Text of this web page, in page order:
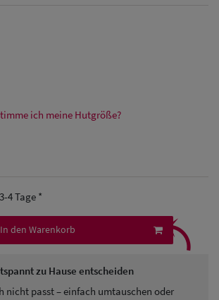
ich meine Hutgröße?
4 Tage *
In den Warenkorb
zu Hause entscheiden
nicht passt – einfach umtauschen oder
⤹